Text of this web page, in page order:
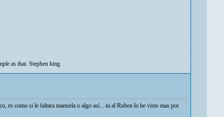
as that. Stephen king
es como si le faltara manuela o algo así... ni al Ruben lo he visto mas por